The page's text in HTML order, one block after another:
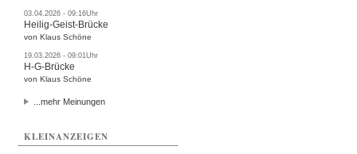
03.04.2026 - 09:16Uhr
Heilig-Geist-Brücke
von Klaus Schöne
19.03.2026 - 09:01Uhr
H-G-Brücke
von Klaus Schöne
...mehr Meinungen
KLEINANZEIGEN